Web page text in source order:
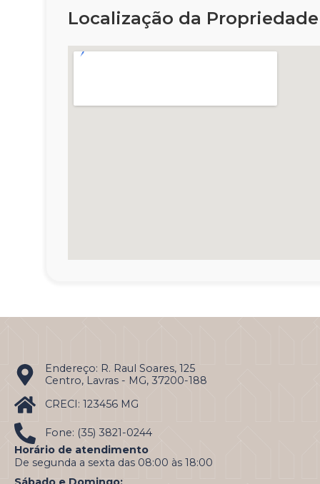
Endereço: R. Raul Soares, 125
Centro, Lavras - MG, 37200-188
CRECI: 123456 MG
Fone: (35) 3821-0244
Horário de atendimento
De segunda a sexta das 08:00 às 18:00